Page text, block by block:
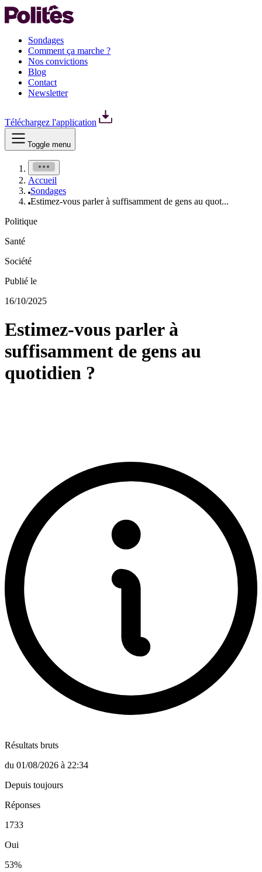
Sondages
Comment ça marche ?
Nos convictions
Blog
Contact
Newsletter
Téléchargez l'application
Toggle menu
Accueil
Sondages
Estimez-vous parler à suffisamment de gens au quot...
Politique
Santé
Société
Publié le
16/10/2025
Estimez-vous parler à
suffisamment de gens au
quotidien ?
Résultats bruts
du 01/08/2026 à 22:34
Depuis toujours
Réponses
1733
Oui
53%